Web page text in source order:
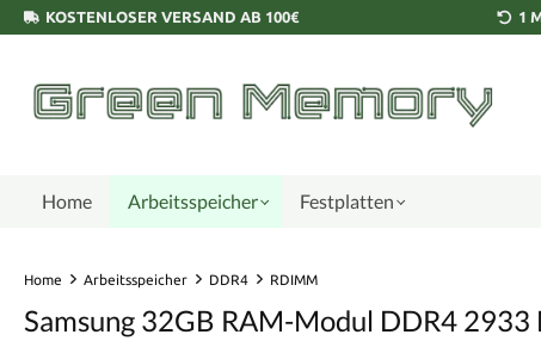
KOSTENLOSER VERSAND AB 100€ 1
Home Arbeitsspeicher Festplatten
Home Arbeitsspeicher DDR4 RDIMM
Samsung 32GB RAM-Modul DDR4